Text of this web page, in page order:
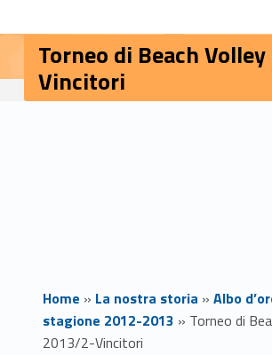
Torneo di Beach
Vincitori
Home » La nostra storia » Albo
stagione 2012-2013 » Torneo di
2013/2-Vincitori